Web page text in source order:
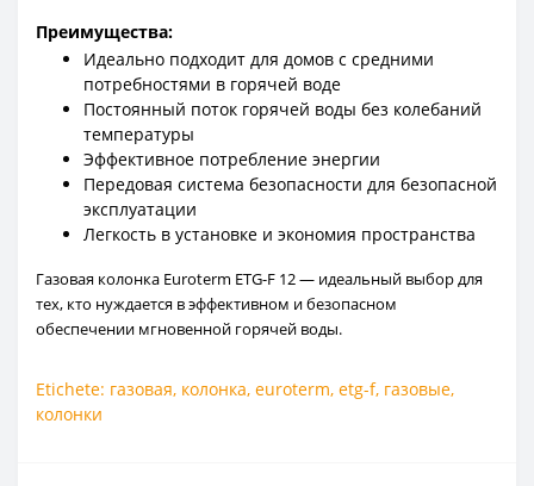
Преимущества:
Идеально подходит для домов с средними
потребностями в горячей воде
Постоянный поток горячей воды без колебаний
температуры
Эффективное потребление энергии
Передовая система безопасности для безопасной
эксплуатации
Легкость в установке и экономия пространства
Газовая колонка Euroterm ETG-F 12 — идеальный выбор для
тех, кто нуждается в эффективном и безопасном
обеспечении мгновенной горячей воды.
Etichete: газовая, колонка, euroterm, etg-f, газовые,
колонки